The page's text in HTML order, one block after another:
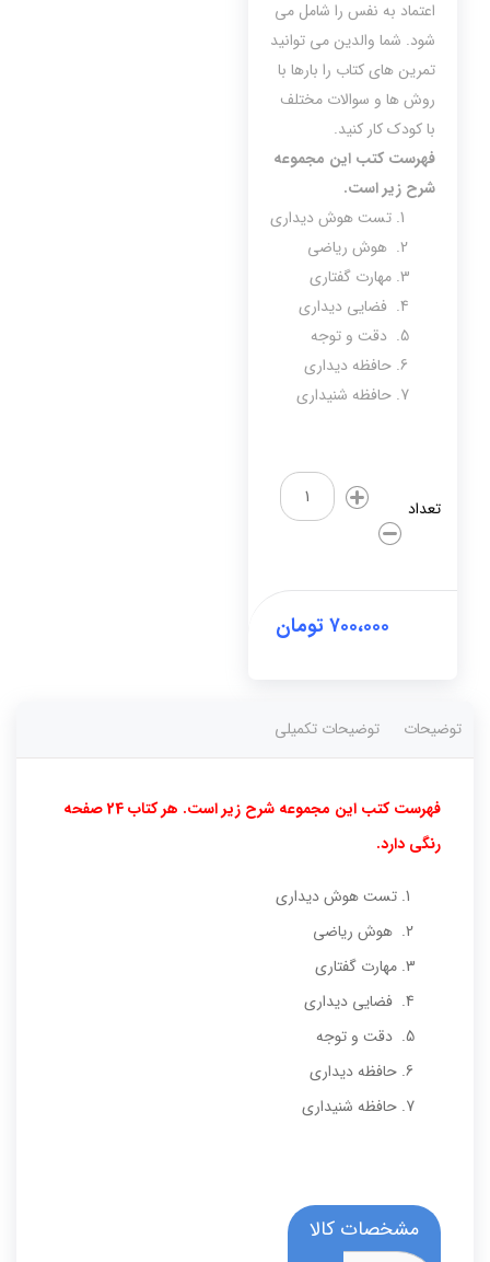
اعتماد به نفس را شامل می
شود. شما والدین می توانید
تمرین های کتاب را بارها با
روش ها و سوالات مختلف
با کودک کار کنید.
فهرست کتب این مجموعه
شرح زیر است.
تست هوش دیداری
هوش ریاضی
مهارت گفتاری
فضایی دیداری
دقت و توجه
حافظه دیداری
حافظه شنیداری
تعداد
تست
های
هوش
(دوره
کامل)
عدد
۷۰۰،۰۰۰تومان
توضیحات توضیحات تکمیلی
فهرست کتب این مجموعه شرح زیر است. هر کتاب 24 صفحه
رنگی دارد.
تست هوش دیداری
هوش ریاضی
مهارت گفتاری
فضایی دیداری
دقت و توجه
حافظه دیداری
حافظه شنیداری
مشخصات کالا